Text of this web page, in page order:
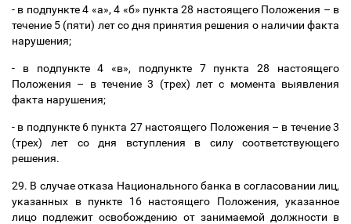
- в подпункте 4 «а», 4 «б» пункта 28 настоящего Положения – в
течение 5 (пяти) лет со дня принятия решения о наличии факта
нарушения;
- в подпункте 4 «в», подпункте 7 пункта 28 настоящего
Положения – в течение 3 (трех) лет с момента выявления
факта нарушения;
- в подпункте 6 пункта 27 настоящего Положения – в течение 3
(трех) лет со дня вступления в силу соответствующего
решения.
29. В случае отказа Национального банка в согласовании лиц,
указанных в пункте 16 настоящего Положения, указанное
лицо подлежит освобождению от занимаемой должности в